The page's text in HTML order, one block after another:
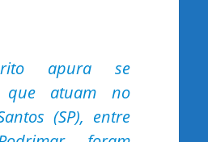
apura se
que atuam no
(SP), entre